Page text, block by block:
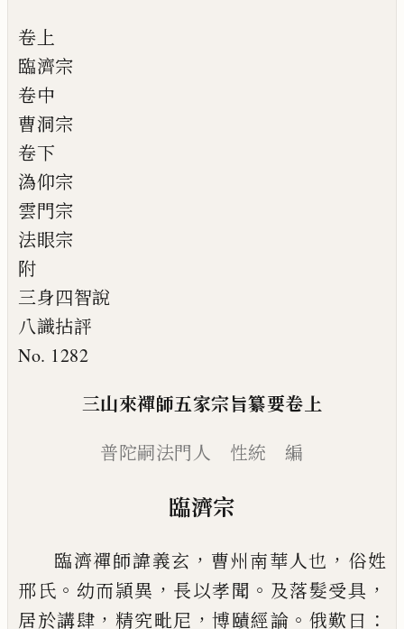
卷上
臨濟宗
卷中
曹洞宗
卷下
溈仰宗
雲門宗
法眼宗
附
三身四智說
八識拈評
No. 1282
三山來禪師五家宗旨纂要卷上
普陀嗣法門人 性統 編
臨濟宗
臨濟禪師諱義玄 ， 曹州南華人也 ， 俗姓
邢氏 。 幼而頴異 ， 長以孝聞 。 及落髮受具 ，
居於講肆 ， 精究毗尼 ，博賾經論 。 俄歎曰 ：